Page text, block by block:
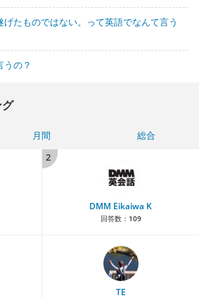
たものではない。って英語でなんて言う
うの？
月間
総合
2
DMM Eikaiwa K
回答数： 109
TE